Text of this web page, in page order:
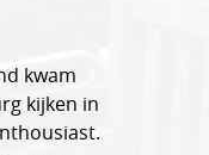
kwam
kijken in